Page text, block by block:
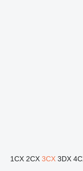
1CX 2CX 3CX 3DX